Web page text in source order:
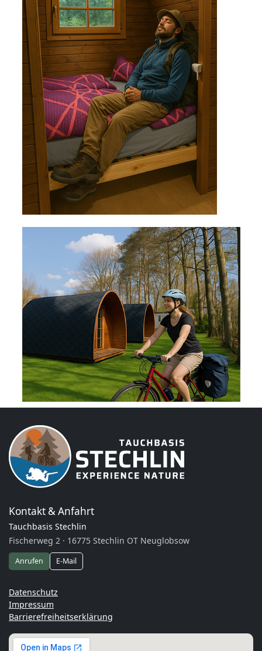
Kontakt & Anfahrt
Tauchbasis Stechlin
Fischerweg 2 · 16775 Stechlin OT Neuglobsow
Anrufen E-Mail
Datenschutz
Impressum
Barrierefreiheitserklärung